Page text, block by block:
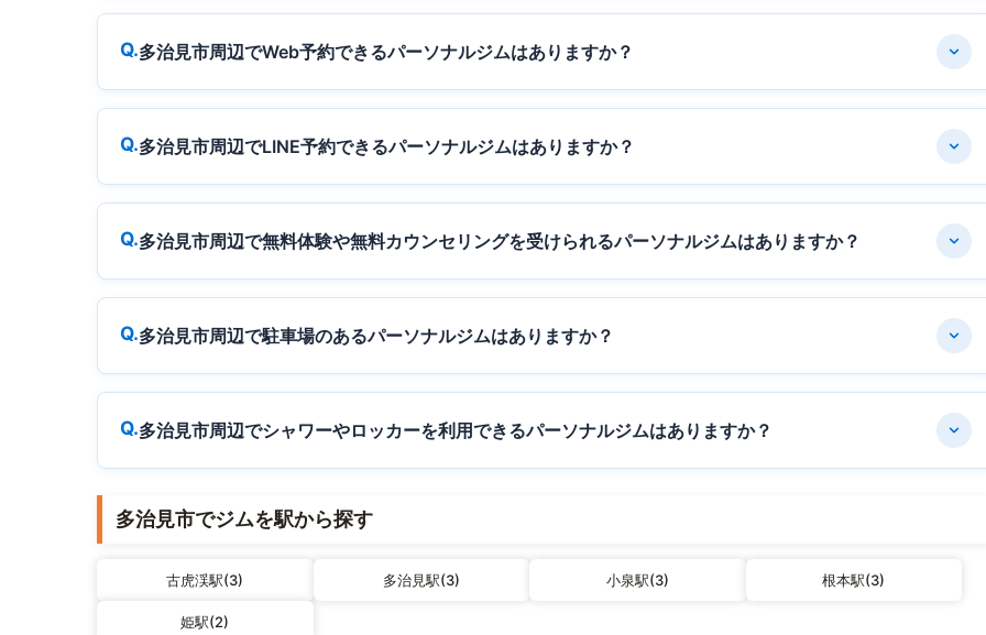
多治見市周辺でWeb予約できるパーソナルジムはありますか？
多治見市周辺でLINE予約できるパーソナルジムはありますか？
多治見市周辺で無料体験や無料カウンセリングを受けられるパーソナルジムはありますか？
多治見市周辺で駐車場のあるパーソナルジムはありますか？
多治見市周辺でシャワーやロッカーを利用できるパーソナルジムはありますか？
多治見市でジムを駅から探す
古虎渓駅(3) 多治見駅(3) 小泉駅(3) 根本駅(3)
姫駅(2)